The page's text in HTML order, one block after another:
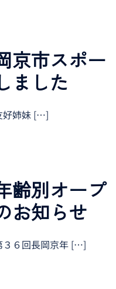
京市スポー
ました
好姉妹 […]
齢別オープ
お知らせ
３６回長岡京年 […]